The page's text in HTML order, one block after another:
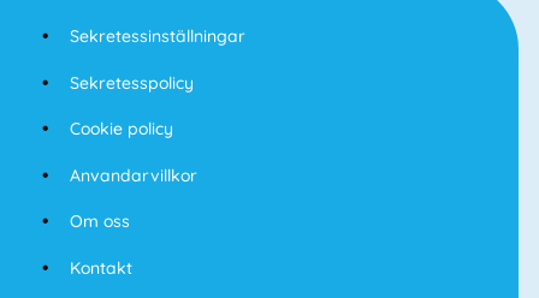
Sekretessinställningar
Sekretesspolicy
Cookie policy
Anvandarvillkor
Om oss
Kontakt